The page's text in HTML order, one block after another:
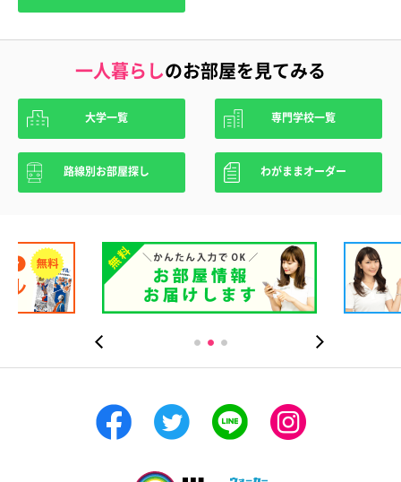
一人暮らしのお部屋を見てみる
大学一覧 専門学校一覧
路線別お部屋探し わがままオーダー